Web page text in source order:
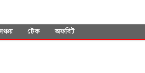
টেক অফবিট